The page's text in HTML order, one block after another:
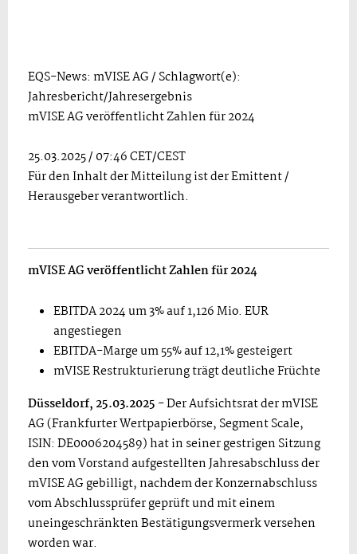
EQS-News: mVISE AG / Schlagwort(e):
Jahresbericht/Jahresergebnis
mVISE AG veröffentlicht Zahlen für 2024
25.03.2025 / 07:46 CET/CEST
Für den Inhalt der Mitteilung ist der Emittent /
Herausgeber verantwortlich.
mVISE AG veröffentlicht Zahlen für 2024
EBITDA 2024 um 3% auf 1,126 Mio. EUR
angestiegen
EBITDA-Marge um 55% auf 12,1% gesteigert
mVISE Restrukturierung trägt deutliche Früchte
Düsseldorf, 25.03.2025 - Der Aufsichtsrat der mVISE
AG (Frankfurter Wertpapierbörse, Segment Scale,
ISIN: DE0006204589) hat in seiner gestrigen Sitzung
den vom Vorstand aufgestellten Jahresabschluss der
mVISE AG gebilligt, nachdem der Konzernabschluss
vom Abschlussprüfer geprüft und mit einem
uneingeschränkten Bestätigungsvermerk versehen
worden war.